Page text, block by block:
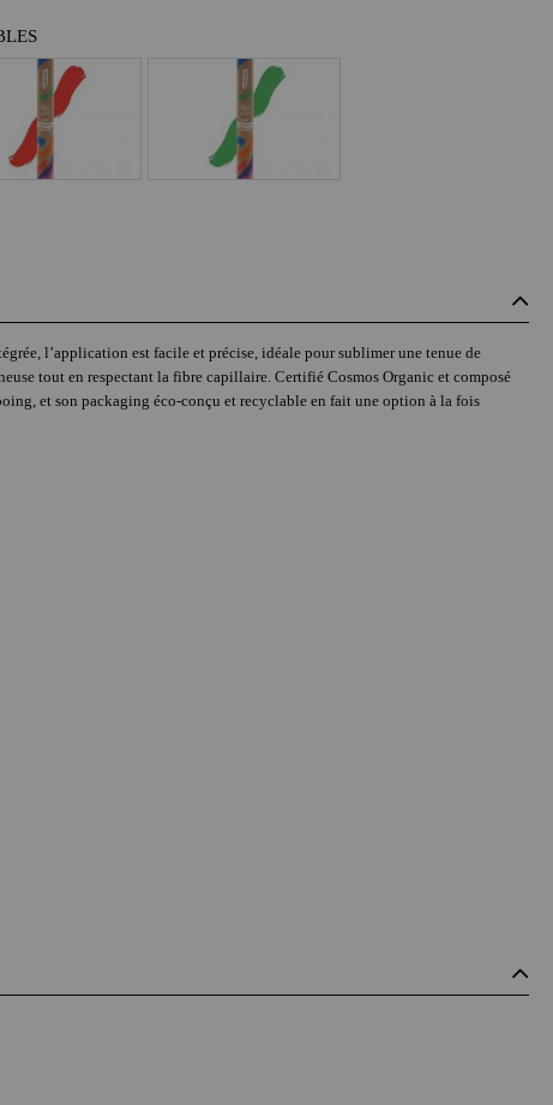
l’application est facile et précise, idéale pour sublimer une tenue de
tout en respectant la fibre capillaire. Certifié Cosmos Organic et composé
et son packaging éco-conçu et recyclable en fait une option à la fois